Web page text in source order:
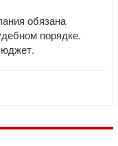
обязана
порядке.